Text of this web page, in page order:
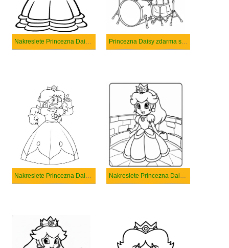
Nakreslete Princezna Daisy pro děti Princezna Daisy zdarma snadný
Nakreslete Princezna Daisy prostý Nakreslete Princezna Daisy k vytisknutí zdarma